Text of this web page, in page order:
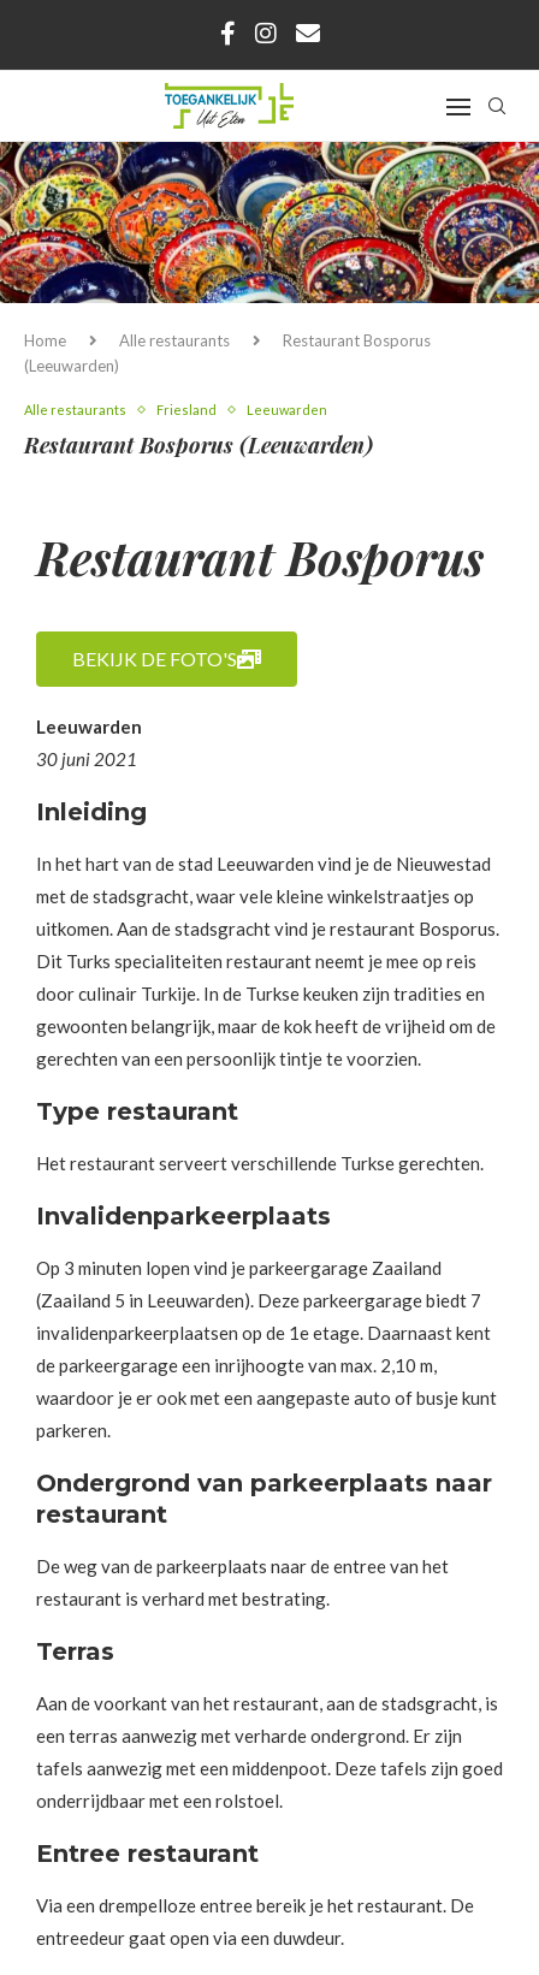
Home Alle restaurants
Restaurant Bosporus
(Leeuwarden)
Alle restaurants Friesland Leeuwarden
Restaurant Bosporus (Leeuwarden)
Restaurant Bosporus
BEKIJK DE FOTO'S
Leeuwarden
30 juni 2021
Inleiding
In het hart van de stad Leeuwarden vind je de Nieuwestad
met de stadsgracht, waar vele kleine winkelstraatjes op
uitkomen. Aan de stadsgracht vind je restaurant Bosporus.
Dit Turks specialiteiten restaurant neemt je mee op reis
door culinair Turkije. In de Turkse keuken zijn tradities en
gewoonten belangrijk, maar de kok heeft de vrijheid om de
gerechten van een persoonlijk tintje te voorzien.
Type restaurant
Het restaurant serveert verschillende Turkse gerechten.
Invalidenparkeerplaats
Op 3 minuten lopen vind je parkeergarage Zaailand
(Zaailand 5 in Leeuwarden). Deze parkeergarage biedt 7
invalidenparkeerplaatsen op de 1e etage. Daarnaast kent
de parkeergarage een inrijhoogte van max. 2,10 m,
waardoor je er ook met een aangepaste auto of busje kunt
parkeren.
Ondergrond van parkeerplaats naar
restaurant
De weg van de parkeerplaats naar de entree van het
restaurant is verhard met bestrating.
Terras
Aan de voorkant van het restaurant, aan de stadsgracht, is
een terras aanwezig met verharde ondergrond. Er zijn
tafels aanwezig met een middenpoot. Deze tafels zijn goed
onderrijdbaar met een rolstoel.
Entree restaurant
Via een drempelloze entree bereik je het restaurant. De
entreedeur gaat open via een duwdeur.